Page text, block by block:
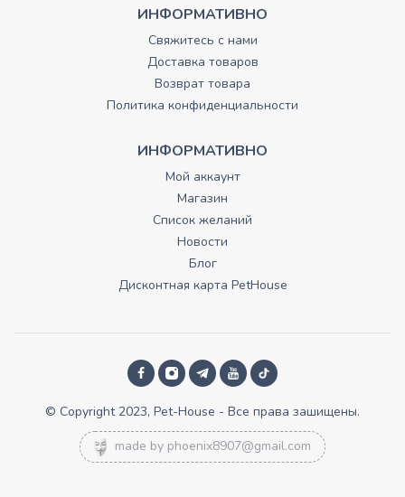
ИНФОРМАТИВНО
Свяжитесь с нами
Доставка товаров
Возврат товара
Политика конфиденциальности
ИНФОРМАТИВНО
Мой аккаунт
Магазин
Список желаний
Новости
Блог
Дисконтная карта PetHouse
© Copyright 2023, Pet-House - Все права зашищены.
made by phoenix8907@gmail.com